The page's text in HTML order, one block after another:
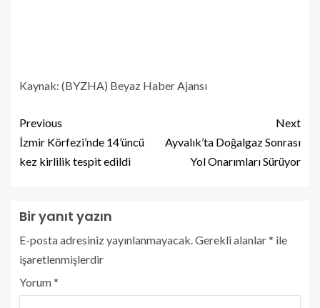
Kaynak: (BYZHA) Beyaz Haber Ajansı
Previous
İzmir Körfezi’nde 14’üncü
kez kirlilik tespit edildi
Next
Ayvalık’ta Doğalgaz Sonrası
Yol Onarımları Sürüyor
Bir yanıt yazın
E-posta adresiniz yayınlanmayacak. Gerekli alanlar* ile
işaretlenmişlerdir
Yorum*